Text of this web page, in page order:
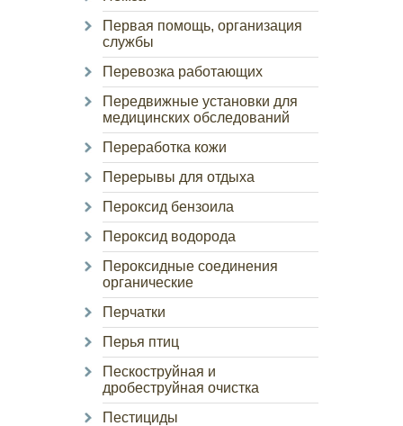
Первая помощь, организация
службы
Перевозка работающих
Передвижные установки для
медицинских обследований
Переработка кожи
Перерывы для отдыха
Пероксид бензоила
Пероксид водорода
Пероксидные соединения
органические
Перчатки
Перья птиц
Пескоструйная и
дробеструйная очистка
Пестициды